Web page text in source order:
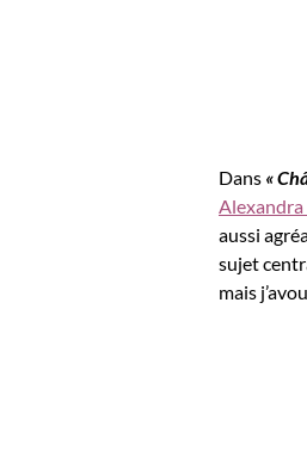
Dans «
aussi
sujet
mais